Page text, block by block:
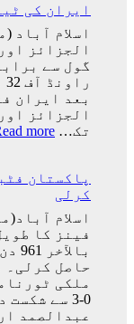
ایران کی
اسلام آباد
الجزائز
گول سے
بعد ایران
تک… more
پاکستان
کرلی
اسلام
فینز کا
حاصل کرلی۔
ملکی
0-3 سے
عبدالصمد